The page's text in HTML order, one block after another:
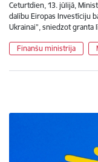
Ceturtdien, 13. jūlijā,
dalību Eiropas Investīciju
Ukrainai”, sniedzot
Finanšu ministrija